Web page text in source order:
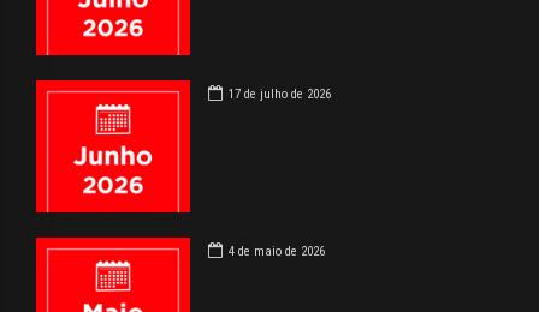
17 de julho de 2026
4 de maio de 2026